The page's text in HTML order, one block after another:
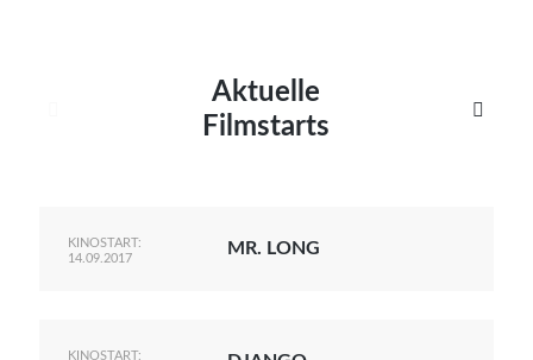
Aktuelle
Filmstarts

KINOSTART:
14.09.2017
MR. LONG
KINOSTART: